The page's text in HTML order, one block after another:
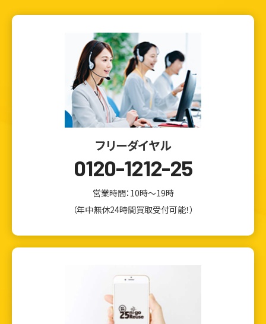
フリーダイヤル
0120-1212-25
営業時間：10時～19時
（年中無休24時間買取受付可能！）